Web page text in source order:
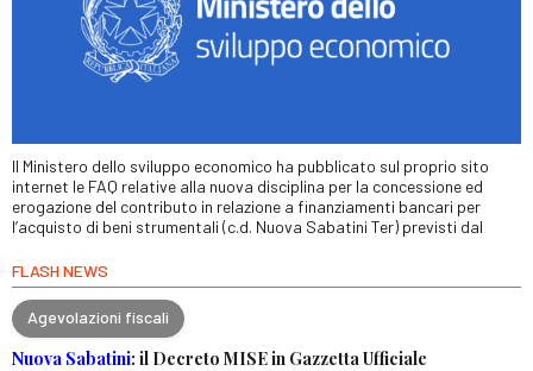
Il Ministero dello sviluppo economico ha pubblicato sul proprio sito
internet le FAQ relative alla nuova disciplina per la concessione ed
erogazione del contributo in relazione a finanziamenti bancari per
l’acquisto di beni strumentali (c.d. Nuova Sabatini Ter) previsti dal
FLASH NEWS
Agevolazioni fiscali
Nuova Sabatini: il Decreto MISE in Gazzetta Ufficiale